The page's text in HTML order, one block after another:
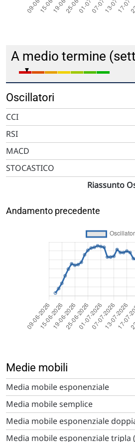
A medio termine
Oscillatori
CCI
RSI
MACD
STOCASTICO
Riassunto
Andamento precedente
Medie mobili
Media mobile esponenziale
Media mobile semplice
Media mobile esponenziale
Media mobile esponenziale tripla